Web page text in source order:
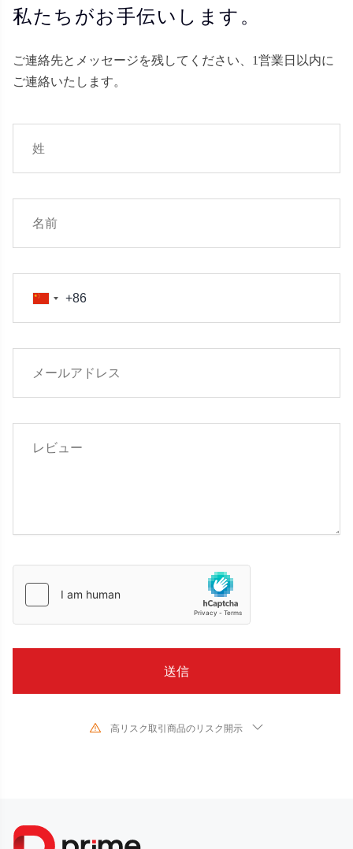
私たちがお手伝いします。
ご連絡先とメッセージを残してください、1営業日以内に
ご連絡いたします。
高リスク取引商品のリスク開示
い。当社がここに開示したリスクを理解できない場合は、独立した専門家の